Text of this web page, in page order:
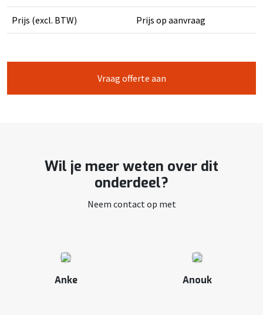
Prijs (excl. BTW) Prijs op aanvraag
Vraag offerte aan
Wil je meer weten over dit
onderdeel?
Neem contact op met
Anke Anouk